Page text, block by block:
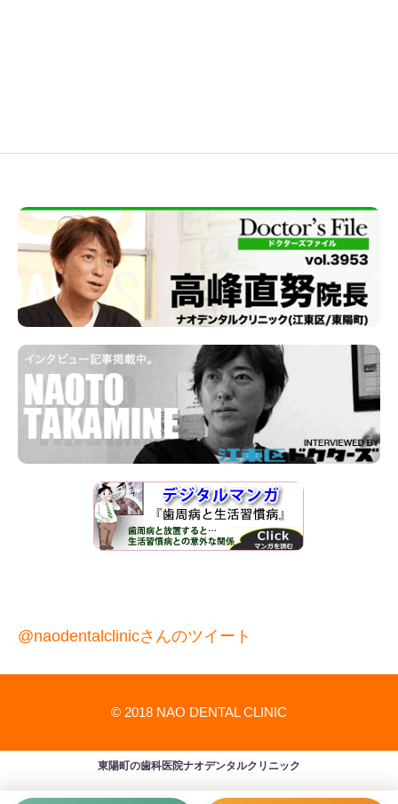
@naodentalclinicさんのツイート
© 2018 NAO DENTAL CLINIC
東陽町の歯科医院ナオデンタルクリニック